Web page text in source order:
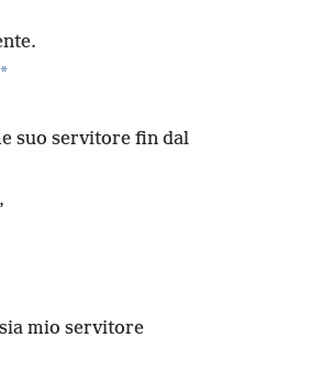
*
suo servitore fin dal
mio servitore